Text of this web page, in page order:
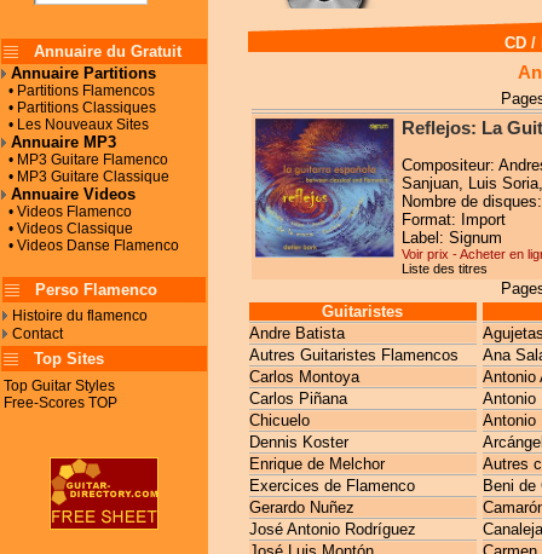
Annuaire du Gratuit
Annuaire Partitions
• Partitions Flamencos
• Partitions Classiques
• Les Nouveaux Sites
Annuaire MP3
• MP3 Guitare Flamenco
• MP3 Guitare Classique
Annuaire Videos
• Videos Flamenco
• Videos Classique
• Videos Danse Flamenco
Perso Flamenco
Histoire du flamenco
Contact
Top Sites
Top Guitar Styles
Free-Scores TOP
CD /
Reflejos: La
Compositeur:
Sanjuan, Luis
Nombre de
Format: Import
Label: Signum
Voir prix - Acheter en
Liste des titres
Guitaristes
Andre Batista
Autres Guitaristes Flamencos
Carlos Montoya
Carlos Piñana
Chicuelo
Dennis Koster
Enrique de Melchor
Exercices de Flamenco
Gerardo Nuñez
José Antonio Rodríguez
Ana
Antonio
Antonio
Antonio
Autres
Beni de